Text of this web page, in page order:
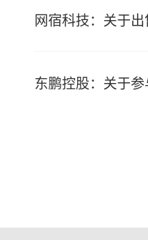
网宿科技：关于
东鹏控股：关于